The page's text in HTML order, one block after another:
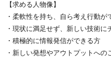
【求める人物像】
・柔軟性を持ち、自ら考え行動が
・現状に満足せず、新しい技術に
・積極的に情報発信ができる方
・新しい発想やアウトプットへの